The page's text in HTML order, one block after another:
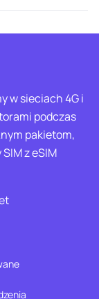
w sieciach 4G i
podczas
pakietom,
z eSIM